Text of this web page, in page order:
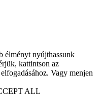
élményt nyújthassunk
kattintson az
Vagy menjen
ALL